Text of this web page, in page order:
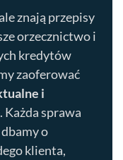
znają przepisy
orzecznictwo i
kredytów
zaoferować
i
sprawa
o
klienta,